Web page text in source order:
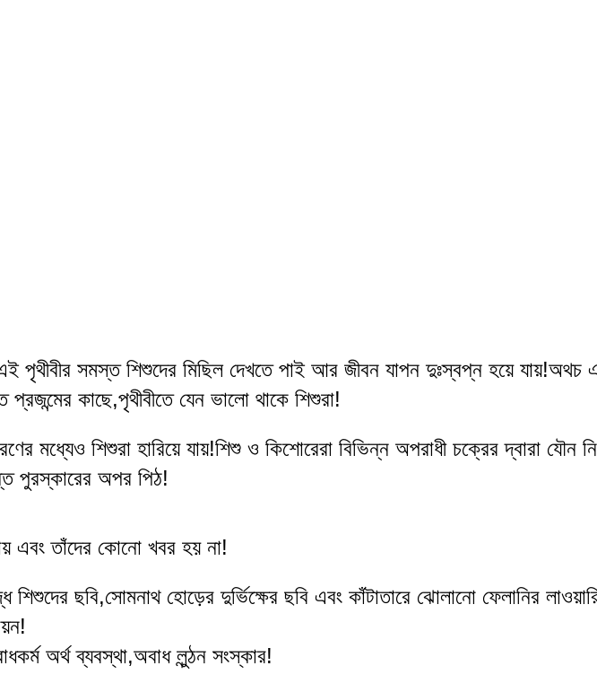
পৃথীবীর সমস্ত শিশুদের মিছিল দেখতে পাই আর জীবন যাপন দুঃস্বপ্ন হয়ে যায়!অথচ
কাছে,পৃথীবীতে যেন ভালো থাকে শিশুরা!
মধ্যেও শিশুরা হারিয়ে যায়!শিশু ও কিশোরেরা বিভিন্ন অপরাধী চক্রের দ্বারা যৌন
পুরস্কারের অপর পিঠ!
এবং তাঁদের কোনো খবর হয় না!
শিশুদের ছবি,সোমনাথ হোড়ের দুর্ভিক্ষের ছবি এবং কাঁটাতারে ঝোলানো ফেলানির
অর্থ ব্যবস্থা,অবাধ লুন্ঠন সংস্কার!